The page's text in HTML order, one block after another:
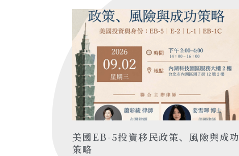
美國EB-5投資移民政策、風險與成功
策略